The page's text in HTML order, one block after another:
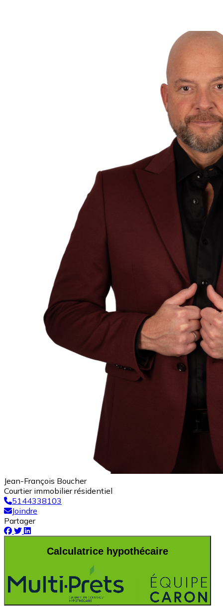
Jean-François Boucher
Courtier immobilier résidentiel
5144338103
Joindre
Partager
Calculatrice hypothécaire